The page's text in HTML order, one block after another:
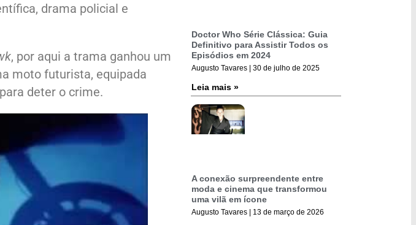
drama policial e
, por aqui a trama ganhou um
moto futurista, equipada
deter o crime.
Doctor Who Série Clássica: Guia
Definitivo para Assistir Todos os
Episódios em 2024
Augusto Tavares 30 de julho de 2025
Leia mais »
A conexão surpreendente entre
moda e cinema que transformou
uma vilã em ícone
Augusto Tavares 13 de março de 2026